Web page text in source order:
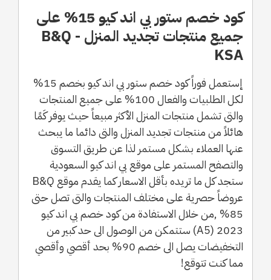
كود خصم ستور بي اند كيو 15% على
جميع منتجات تجديد المنزل - B&Q
KSA
إستعمل فوراً كود خصم ستور بي اند كيو بخصم 15%
لكل الطلبيات والفعال 100% على جميع المنتجات
والتى تشمل منتجات المنزل الأكثر مبيعاً حيث يوفر كَمًا
هائلاً من منتجات تجديد المنزل والتى دائما ما يبحث
عنها العملاء بشكل مستمر لذا عن طريق التسوق
والتصفح المستمر على موقع بي اند كيو السعودية
ستجد كل ما تريده بأقل الاسعار كما يقدم موقع B&Q
عروضاً حصرية على مختلف المنتجات والتى تصل حتى
85% ,من خلال الاستفادة من كود خصم بي اند كيو
2023 (A5) ستتمكن من الوصول الى حد كبير من
التخفيضات يصل الى خصم 90% بحد أقصي وأقصي
مما كنت تتوقع!